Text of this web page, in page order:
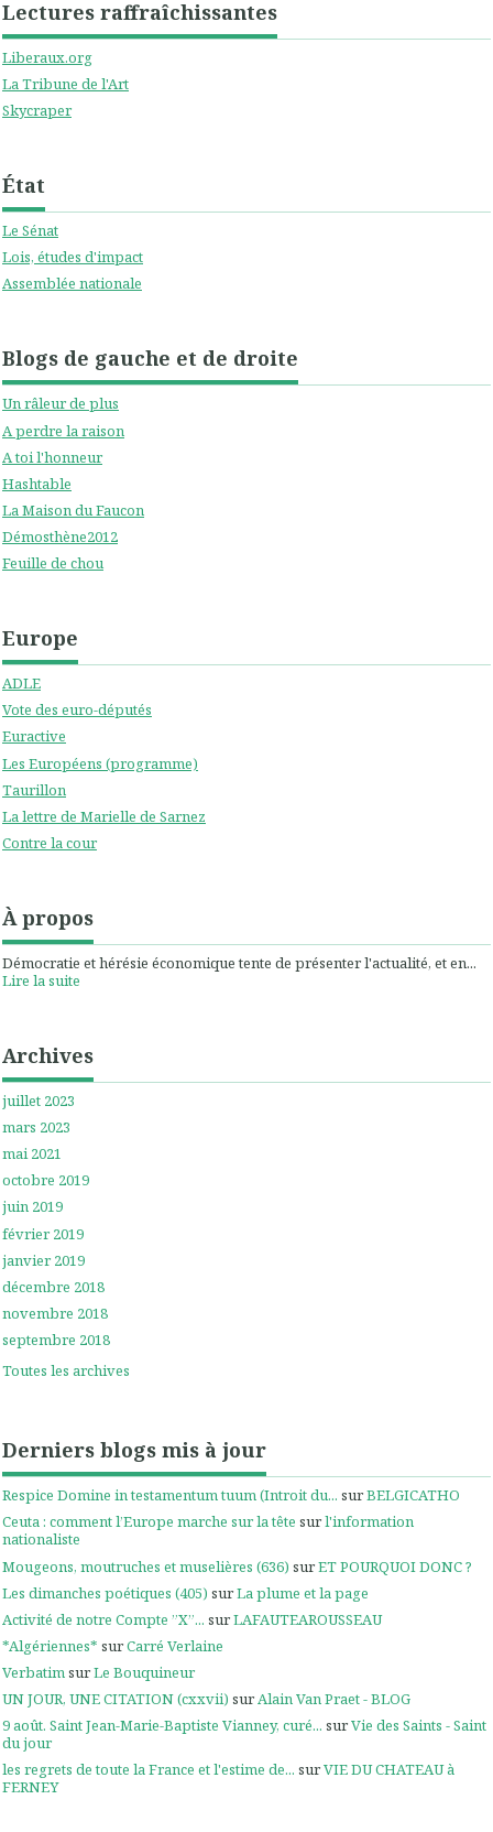
Lectures raffraîchissantes
Liberaux.org
La Tribune de l'Art
Skycraper
État
Le Sénat
Lois, études d'impact
Assemblée nationale
Blogs de gauche et de droite
Un râleur de plus
A perdre la raison
A toi l'honneur
Hashtable
La Maison du Faucon
Démosthène2012
Feuille de chou
Europe
ADLE
Vote des euro-députés
Euractive
Les Européens (programme)
Taurillon
La lettre de Marielle de Sarnez
Contre la cour
À propos
Démocratie et hérésie économique tente de présenter l'actualité, et en...
Lire la suite
Archives
juillet 2023
mars 2023
mai 2021
octobre 2019
juin 2019
février 2019
janvier 2019
décembre 2018
novembre 2018
septembre 2018
Toutes les archives
Derniers blogs mis à jour
Respice Domine in testamentum tuum (Introit du... surBELGICATHO
Ceuta : comment l’Europe marche sur la tête surl'information
nationaliste
Mougeons, moutruches et muselières (636) surET POURQUOI DONC ?
Les dimanches poétiques (405) surLa plume et la page
Activité de notre Compte ”X”... surLAFAUTEAROUSSEAU
*Algériennes* surCarré Verlaine
VerbatimsurLe Bouquineur
UN JOUR, UNE CITATION (cxxvii) surAlain Van Praet - BLOG
9 août. Saint Jean-Marie-Baptiste Vianney, curé... surVie des Saints - Saint
du jour
les regrets de toute la France et l'estime de... surVIE DU CHATEAU à
FERNEY